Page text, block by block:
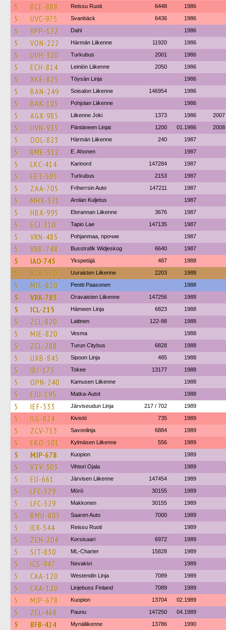
5 BCE-888 Reissu Ruoti 6448 1986
5 UVC-975 Svanbäck 6436 1986
5 VPP-172 Dahl 1986
5 VON-222 Härmän Liikenne 11920 1986
5 UVH-320 Turkubus 2001 1986
5 ECH-814 Leiniön Liikenne 2050 1986
5 XKE-825 Töysän Linja 1986
5 BAN-249 Soisalon Liikenne 146954 1986
5 BAK-105 Pohjolan Liikenne 1986
5 AGX-985 Liikenne Joki 1373 1986 2007
5 UVN-935 Päntäneen Linjat 1200 01.1986 2008
5 OOL-823 Härmän Liikenne 240 1987
5 RME-512 E. Ahonen 1987
5 LKC-414 Karinord 147284 1987
5 EET-505 Turkubus 2153 1987
5 ZAA-705 Friherrsin Auto 147211 1987
5 MHX-321 Arolan Kuljetus 1987
5 HBX-995 Elorannan Liikenne 3676 1987
5 ECJ-310 Tapio Lae 147135 1987
5 VRN-485 Pohjanmaa, прочие 1987
5 VRB-748 Busstrafik Widjeskog 6640 1987
5 IAO-745 Ykspetäjä 487 1988
5 XLA-570 Uuraisten Liikenne 2203 1988
5 MJE-820 Pentti Paasonen 1988
5 VRK-785 Oravaisten Liikenne 147256 1988
5 ICL-215 Hämeen Linja 6823 1988
5 ZCL-820 Laitinen 122-88 1988
5 MJE-820 Vesma 1988
5 ZCL-288 Turun Citybus 6828 1988
5 UXB-845 Sipoon Linja 485 1988
5 IBJ-175 Tokee 13177 1988
5 OPN-240 Kamusen Liikenne 1988
5 EJU-195 Matka-Autot 1988
5 IEF-533 Järviseudun Linja 217 / 702 1989
5 ILG-824 Kivistö 735 1989
5 ZCV-713 Savonlinja 6884 1989
5 EKO-501 Kylmäsen Liikenne 556 1989
5 MJP-678 Kuopion 1989
5 VTV-303 Vihtori Ojala 1989
5 EIJ-661 Järvisen Liikenne 147454 1989
5 LFC-529 Mörö 30155 1989
5 LFC-529 Makkonen 30155 1989
5 BMU-805 Saaren Auto 7000 1989
5 IER-544 Reissu Ruoti 1989
5 ZEN-204 Korsisaari 6972 1989
5 SJT-830 ML-Charter 15828 1989
5 ICS-947 Nevakivi 1989
5 CAA-120 Westendin Linja 7089 1989
5 CAA-120 Linjebuss Finland 7089 1989
5 MJP-678 Kuopion 13704 02.1989
5 ZEL-468 Paunu 147250 04.1989
5 BFB-424 Mynäliikenne 13786 1990